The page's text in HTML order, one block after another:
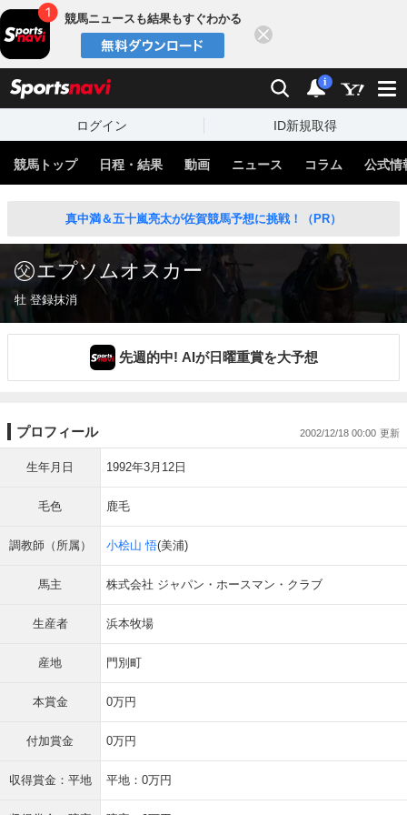
競馬ニュースも結果もすぐわかる
検索 通知
i
ログイン ID新規取得
競馬トップ 日程・結果 動画 ニュース コラム 公式情
真中満＆五十嵐亮太が佐賀競馬予想に挑戦！（PR）
エプソムオスカー
牡 登録抹消
先週的中! AIが日曜重賞を大予想
プロフィール 2002/12/18 00:00
生年月日 1992年3月12日
毛色 鹿毛
調教師（所属） 小桧山 悟(美浦)
馬主 株式会社 ジャパン・ホースマン・クラブ
生産者 浜本牧場
産地 門別町
本賞金 0万円
付加賞金 0万円
収得賞金：平地 平地：0万円